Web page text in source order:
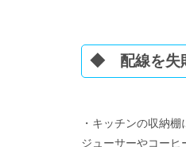
◆ 配線を失
・キッチンの収納棚
ジューサーやコーヒ